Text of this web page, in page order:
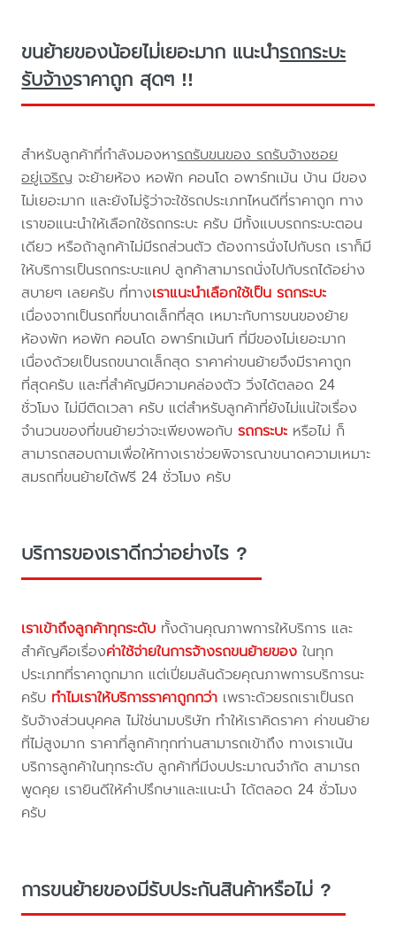
ขนย้ายของน้อยไม่เยอะมาก แนะนำรถกระบะ
รับจ้างราคาถูก สุดๆ !!
สำหรับลูกค้าที่กำลังมองหารถรับขนของ รถรับจ้างซอย
อยู่เจริญ จะย้ายห้อง หอพัก คอนโด อพาร์ทเม้น บ้าน มีของ
ไม่เยอะมาก และยังไม่รู้ว่าจะใช้รถประเภทไหนดีที่ราคาถูก ทาง
เราขอแนะนำให้เลือกใช้รถกระบะ ครับ มีทั้งแบบรถกระบะตอน
เดียว หรือถ้าลูกค้าไม่มีรถส่วนตัว ต้องการนั่งไปกับรถ เราก็มี
ให้บริการเป็นรถกระบะแคป ลูกค้าสามารถนั่งไปกับรถได้อย่าง
สบายๆ เลยครับ ที่ทางเราแนะนำเลือกใช้เป็น รถกระบะ
เนื่องจากเป็นรถที่ขนาดเล็กที่สุด เหมาะกับการขนของย้าย
ห้องพัก หอพัก คอนโด อพาร์ทเม้นท์ ที่มีของไม่เยอะมาก
เนื่องด้วยเป็นรถขนาดเล็กสุด ราคาค่าขนย้ายจึงมีราคาถูก
ที่สุดครับ และที่สำคัญมีความคล่องตัว วิ่งได้ตลอด 24
ชั่วโมง ไม่มีติดเวลา ครับ แต่สำหรับลูกค้าที่ยังไม่แน่ใจเรื่อง
จำนวนของที่ขนย้ายว่าจะเพียงพอกับรถกระบะ หรือไม่ ก็
สามารถสอบถามเพื่อให้ทางเราช่วยพิจารณาขนาดความเหมาะ
สมรถที่ขนย้ายได้ฟรี 24 ชั่วโมง ครับ
บริการของเราดีกว่าอย่างไร ?
เราเข้าถึงลูกค้าทุกระดับ ทั้งด้านคุณภาพการให้บริการ และ
สำคัญคือเรื่องค่าใช้จ่ายในการจ้างรถขนย้ายของ ในทุก
ประเภทที่ราคาถูกมาก แต่เปี่ยมล้นด้วยคุณภาพการบริการนะ
ครับ ทำไมเราให้บริการราคาถูกกว่า เพราะด้วยรถเราเป็นรถ
รับจ้างส่วนบุคคล ไม่ใช่นามบริษัท ทำให้เราคิดราคา ค่าขนย้าย
ที่ไม่สูงมาก ราคาที่ลูกค้าทุกท่านสามารถเข้าถึง ทางเราเน้น
บริการลูกค้าในทุกระดับ ลูกค้าที่มีงบประมาณจำกัด สามารถ
พูดคุย เรายินดีให้คำปรึกษาและแนะนำ ได้ตลอด 24 ชั่วโมง
ครับ
การขนย้ายของมีรับประกันสินค้าหรือไม่ ?